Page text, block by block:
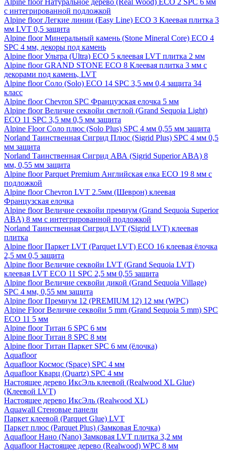
Alpine floor Натуральное дерево (Real Wood) ECO 2 SPC 6 мм
с интегрированной подложкой
Alpine floor Легкие линии (Easy Line) ECO 3 Клеевая плитка 3
мм LVT 0,5 защита
Alpine floor Минеральный камень (Stone Mineral Core) ECO 4
SPC 4 мм, декоры под камень
Alpine floor Ультра (Ultra) ECO 5 клеевая LVT плитка 2 мм
Alpine floor GRAND STONE ECO 8 Клеевая плитка 3 мм с
декорами под камень, LVT
Alpine floor Соло (Solo) ECO 14 SPC 3,5 мм 0,4 защита 34
класс
Alpine floor Chevron SPC Французская елочка 5 мм
Alpine floor Величие секвойи светлой (Grand Sequoia Light)
ECO 11 SPC 3,5 мм 0,5 мм защита
Alpine Floor Соло плюс (Solo Plus) SPC 4 мм 0,55 мм защита
Norland Таинственная Сигрид Плюс (Sigrid Plus) SPC 4 мм 0,5
мм защита
Norland Таинственная Сигрид АВА (Sigrid Superior ABA) 8
мм, 0,55 мм защита
Alpine floor Parquet Premium Английская елка ECO 19 8 мм с
подложкой
Alpine floor Chevron LVT 2.5мм (Шеврон) клеевая
Французская елочка
Alpine floor Величие секвойи премиум (Grand Sequoia Superior
ABA) 8 мм с интегрированной подложкой
Norland Таинственная Сигрид LVT (Sigrid LVT) клеевая
плитка
Alpine floor Паркет LVT (Parquet LVT) ECO 16 клеевая ёлочка
2,5 мм 0,5 защита
Alpine floor Величие секвойи LVT (Grand Sequoia LVT)
клеевая LVT ECO 11 SPC 2,5 мм 0,55 защита
Alpine floor Величие секвойи дикой (Grand Sequoia Village)
SPC 4 мм, 0,55 мм защита
Alpine floor Премиум 12 (PREMIUM 12) 12 мм (WPC)
Alpine Floor Величие секвойи 5 mm (Grand Sequoia 5 mm) SPC
ECO 11 5 мм
Alpine floor Титан 6 SPC 6 мм
Alpine floor Титан 8 SPC 8 мм
Alpine floor Титан Паркет SPC 6 мм (ёлочка)
Aquafloor
Aquafloor Космос (Space) SPC 4 мм
Aquafloor Кварц (Quartz) SPC 4 мм
Настоящее дерево ИксЭль клеевой (Realwood XL Glue)
(Клеевой LVT)
Настоящее дерево ИксЭль (Realwood XL)
Aquawall Стеновые панели
Паркет клеевой (Parquet Glue) LVT
Паркет плюс (Parquet Plus) (Замковая Елочка)
Aquafloor Нано (Nano) Замковая LVT плитка 3,2 мм
Aquafloor Настоящее дерево (Realwood) WPC 8 мм